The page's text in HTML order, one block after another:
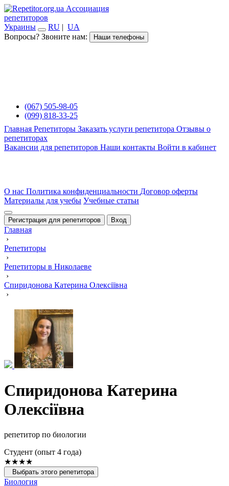
Ассоциация
репетиторов
Украины
RU | UA
Вопросы? Звоните нам:
Наши телефоны
(067) 505-98-05
(099) 818-33-25
Главная Репетиторы Заказать услуги репетитора Отзывы о
репетиторах
Вакансии для репетиторов Наши контакты Войти в кабинет
О нас Политика конфиденциальности Договор оферты
Материалы для учебы Учебные статьи
Регистрация для репетиторов Вход
Главная
›
Репетиторы
›
Репетиторы в Николаеве
›
Спиридонова Катерина Олексіївна
›
Спиридонова Катерина
Олексіївна
репетитор по биологии
Cтудент (опыт 4 года)
★★★★
Выбрать этого репетитора
Биология